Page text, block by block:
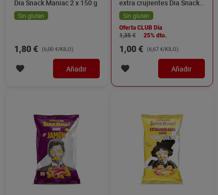
Dia Snack Maniac 2 x 150 g
Sin gluten
1,80 € (6,00 €/KILO)
Añadir
extra crujientes Dia Snack
Maniac 150 g
Sin gluten
Oferta CLUB Dia
1,35 €
25% dto.
1,00 € (6,67 €/KILO)
Añadir